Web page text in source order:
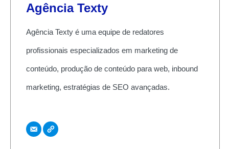
Agência Texty
Agência Texty é uma equipe de redatores
profissionais especializados em marketing de
conteúdo, produção de conteúdo para web, inbound
marketing, estratégias de SEO avançadas.